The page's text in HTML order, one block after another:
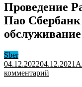
Проведение
Пао Сбербанк
обслуживание
Sber
04.12.202204.12.2021
комментарий